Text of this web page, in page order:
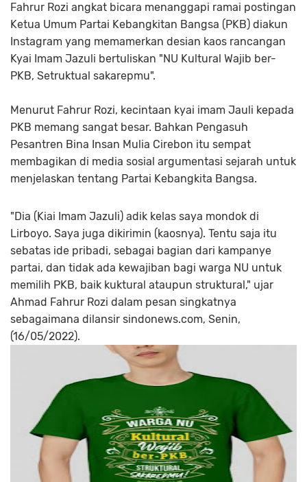
Fahrur Rozi angkat bicara menanggapi ramai postingan
Ketua Umum Partai Kebangkitan Bangsa (PKB) diakun
Instagram yang memamerkan desian kaos rancangan
Kyai Imam Jazuli bertuliskan "NU Kultural Wajib ber-
PKB, Setruktual sakarepmu".
Menurut Fahrur Rozi, kecintaan kyai imam Jauli kepada
PKB memang sangat besar. Bahkan Pengasuh
Pesantren Bina Insan Mulia Cirebon itu sempat
membagikan di media sosial argumentasi sejarah untuk
menjelaskan tentang Partai Kebangkita Bangsa.
"Dia (Kiai Imam Jazuli) adik kelas saya mondok di
Lirboyo. Saya juga dikirimin (kaosnya). Tentu saja itu
sebatas ide pribadi, sebagai bagian dari kampanye
partai, dan tidak ada kewajiban bagi warga NU untuk
memilih PKB, baik kuktural ataupun struktural," ujar
Ahmad Fahrur Rozi dalam pesan singkatnya
sebagaimana dilansir sindonews.com, Senin,
(16/05/2022).